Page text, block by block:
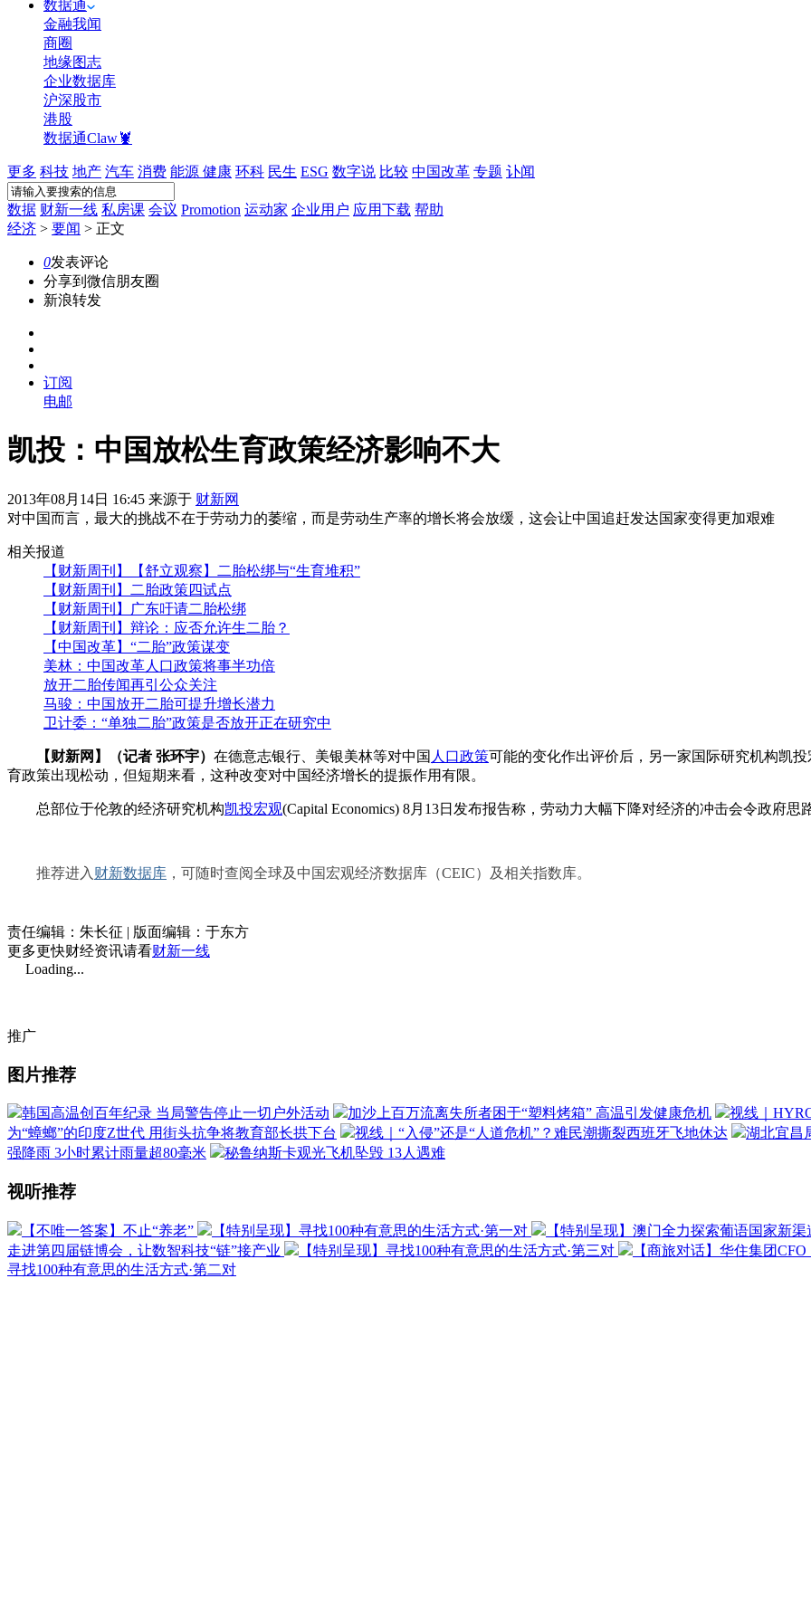
数据通
金融我闻
商圈
地缘图志
企业数据库
沪深股市
港股
数据通Claw🦞
更多 科技 地产 汽车 消费 能源 健康 环科 民生 ESG 数字说 比较 中国改革 专题 讣闻
数据 财新一线 私房课 会议 Promotion 运动家 企业用户 应用下载 帮助
经济 > 要闻 > 正文
0发表评论
分享到微信朋友圈
新浪转发
订阅
电邮
凯投：中国放松生育政策经济影响不大
2013年08月14日 16:45 来源于 财新网
对中国而言，最大的挑战不在于劳动力的萎缩，而是劳动生产率的增长将会放缓，这会让中国追赶发达国家变得更加艰难
相关报道
【财新周刊】【舒立观察】二胎松绑与“生育堆积”
【财新周刊】二胎政策四试点
【财新周刊】广东吁请二胎松绑
【财新周刊】辩论：应否允许生二胎？
【中国改革】“二胎”政策谋变
美林：中国改革人口政策将事半功倍
放开二胎传闻再引公众关注
马骏：中国放开二胎可提升增长潜力
卫计委：“单独二胎”政策是否放开正在研究中
【财新网】（记者 张环宇） 在德意志银行、美银美林等对中国 人口政策可能的变化作出评价后，另一家国际研究机构凯
育政策出现松动，但短期来看，这种改变对中国经济增长的提振作用有限。
总部位于伦敦的经济研究机构凯投宏观(Capital Economics) 8月13日发布报告称，劳动力大幅下降对经济的冲击会令政府
推荐进入 财新数据库 ，可随时查阅全球及中国宏观经济数据库（CEIC）及相关指数库。
责任编辑：朱长征 | 版面编辑：于东方
更多更快财经资讯请看财新一线
Loading...
推广
图片推荐
韩国高温创百年纪录 当局警告停止一切户外活动 加沙上百万流离失所者困于“塑料烤箱” 高温引发健康危机
视线｜
为“蟑螂”的印度Z世代 用街头抗争将教育部长拱下台
视线｜“入侵”还是“人道危机”？难民潮撕裂西班牙飞地休达
湖北宜昌
强降雨 3小时累计雨量超80毫米
秘鲁纳斯卡观光飞机坠毁 13人遇难
视听推荐
【不唯一答案】不止“养老” 【特别呈现】寻找100种有意思的生活方式·第一对
【特别呈现】澳门全力探索葡语国家新
走进第四届链博会，让数智科技“链”接产业
【特别呈现】寻找100种有意思的生活方式·第三对
【商旅对话】华住集团
寻找100种有意思的生活方式·第二对